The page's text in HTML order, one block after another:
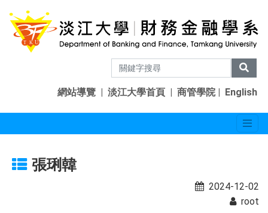
網站導覽 | 淡江大學首頁 | 商管學院| English
張琍韓
2024-12-02
root